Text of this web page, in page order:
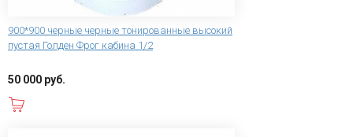
900*900 черные черные тонированные высокий
пустая Голден Фрог кабина 1/2
50 000 руб.